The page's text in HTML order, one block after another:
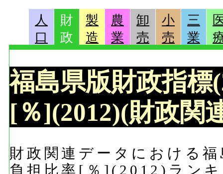
人
口
財
政
製
造
農
業
卸
売
小
売
三
業
福島県版財政指標
[％](2012)(財政関
財政関連データにおける
負担比率[％](2012)ラン